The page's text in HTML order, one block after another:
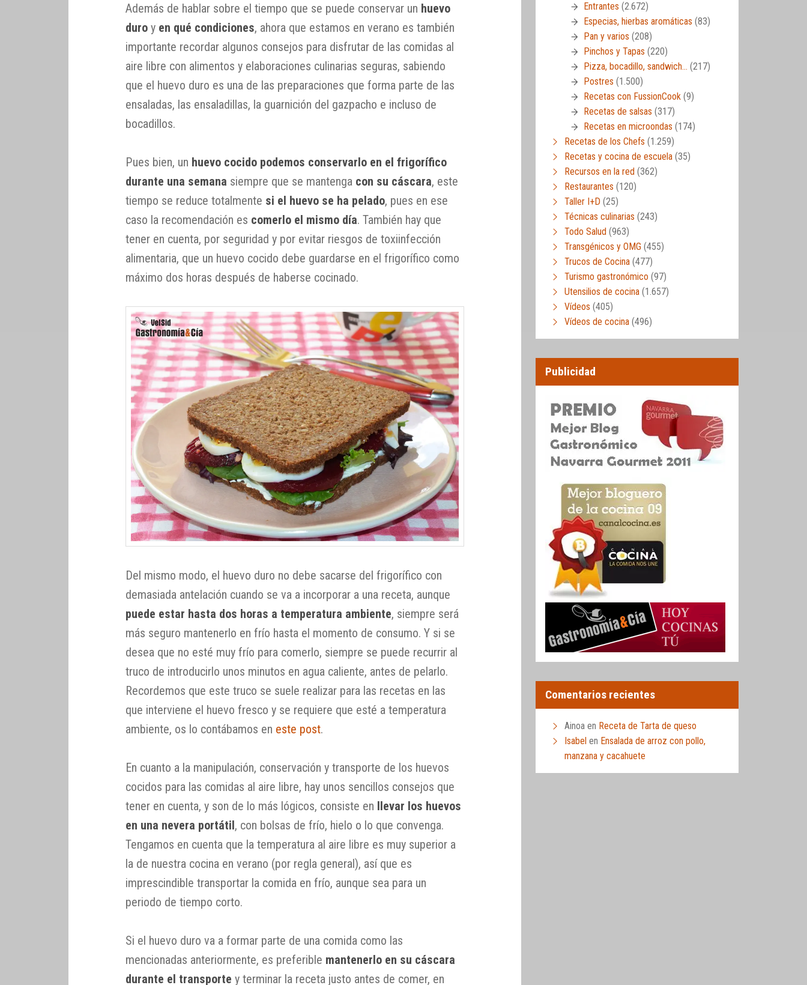
Además de hablar sobre el tiempo que se puede conservar un huevo
duro y en qué condiciones, ahora que estamos en verano es también
importante recordar algunos consejos para disfrutar de las comidas al
aire libre con alimentos y elaboraciones culinarias seguras, sabiendo
que el huevo duro es una de las preparaciones que forma parte de las
ensaladas, las ensaladillas, la guarnición del gazpacho e incluso de
bocadillos.
Pues bien, un huevo cocido podemos conservarlo en el frigorífico
durante una semana siempre que se mantenga con su cáscara, este
tiempo se reduce totalmente si el huevo se ha pelado, pues en ese
caso la recomendación es comerlo el mismo día. También hay que
tener en cuenta, por seguridad y por evitar riesgos de toxiinfección
alimentaria, que un huevo cocido debe guardarse en el frigorífico como
máximo dos horas después de haberse cocinado.
Del mismo modo, el huevo duro no debe sacarse del frigorífico con
demasiada antelación cuando se va a incorporar a una receta, aunque
puede estar hasta dos horas a temperatura ambiente, siempre será
más seguro mantenerlo en frío hasta el momento de consumo. Y si se
desea que no esté muy frío para comerlo, siempre se puede recurrir al
truco de introducirlo unos minutos en agua caliente, antes de pelarlo.
Recordemos que este truco se suele realizar para las recetas en las
que interviene el huevo fresco y se requiere que esté a temperatura
ambiente, os lo contábamos en este post.
En cuanto a la manipulación, conservación y transporte de los huevos
cocidos para las comidas al aire libre, hay unos sencillos consejos que
tener en cuenta, y son de lo más lógicos, consiste en
llevar los huevos
en una nevera portátil , con bolsas de frío, hielo o lo que convenga.
Tengamos en cuenta que la temperatura al aire libre es muy superior a
la de nuestra cocina en verano (por regla general), así que es
imprescindible transportar la comida en frío, aunque sea para un
periodo de tiempo corto.
Si el huevo duro va a formar parte de una comida como las
mencionadas anteriormente, es preferible mantenerlo en su cáscara
durante el transporte y terminar la receta justo antes de comer, en
Entrantes (2.672)
Especias, hierbas aromáticas (83)
Pan y varios (208)
Pinchos y Tapas (220)
Pizza, bocadillo, sandwich… (217)
Postres (1.500)
Recetas con FussionCook (9)
Recetas de salsas (317)
Recetas en microondas (174)
Recetas de los Chefs (1.259)
Recetas y cocina de escuela (35)
Recursos en la red (362)
Restaurantes (120)
Taller I+D (25)
Técnicas culinarias (243)
Todo Salud (963)
Transgénicos y OMG (455)
Trucos de Cocina (477)
Turismo gastronómico (97)
Utensilios de cocina (1.657)
Vídeos (405)
Vídeos de cocina (496)
Publicidad
Comentarios recientes
Ainoa en Receta de Tarta de queso
Isabel en Ensalada de arroz con pollo,
manzana y cacahuete